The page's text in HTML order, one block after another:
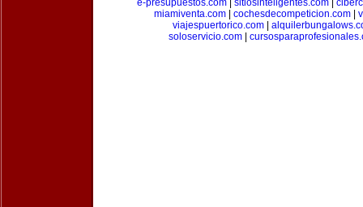
e-presupuestos.com
sitiosinteligentes.com
miamiventa.com
cochesdecompeticion.com
viajespuertorico.com|
soloservicio.com|